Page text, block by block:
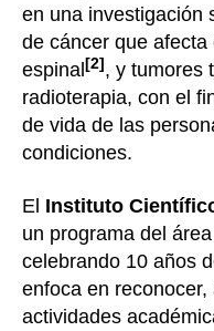
en una investigación
de cáncer que
espinal [2] , y tumores
radioterapia, con el
de vida de las
condiciones.
El Instituto
un programa del
celebrando 10 años
enfoca en
actividades